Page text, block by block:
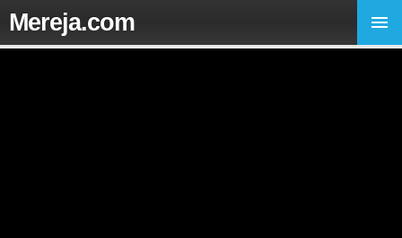
Mereja.com